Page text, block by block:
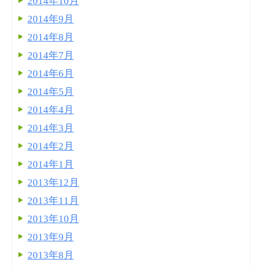
2014年9月
2014年8月
2014年7月
2014年6月
2014年5月
2014年4月
2014年3月
2014年2月
2014年1月
2013年12月
2013年11月
2013年10月
2013年9月
2013年8月